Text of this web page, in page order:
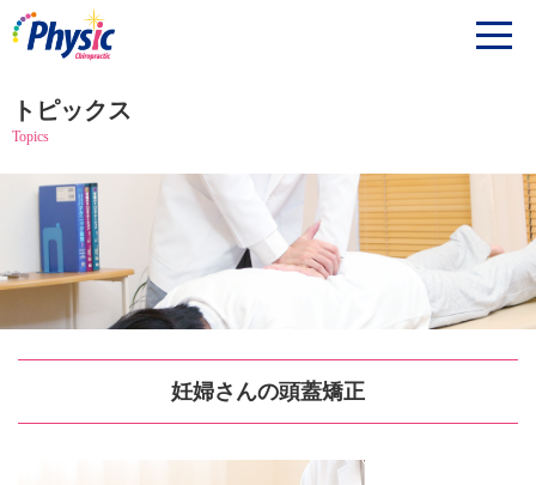
トピックス
Topics
妊婦さんの頭蓋矯正